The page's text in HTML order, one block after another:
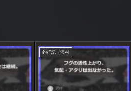
釣行記：沢村